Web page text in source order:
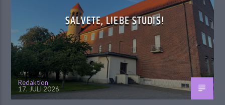
SALVETE, LIEBE STUDIS!
Redaktion
17. JULI 2026